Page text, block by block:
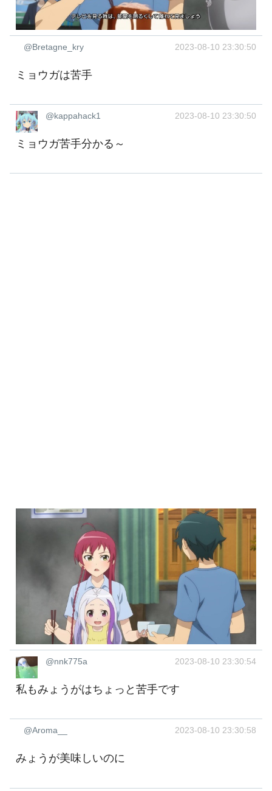
@Bretagne_kry 2023-08-10 23:30:50
ミョウガは苦手
@kappahack1 2023-08-10 23:30:50
ミョウガ苦手分かる～
@nnk775a 2023-08-10 23:30:54
私もみょうがはちょっと苦手です
@Aroma__ 2023-08-10 23:30:58
みょうが美味しいのに